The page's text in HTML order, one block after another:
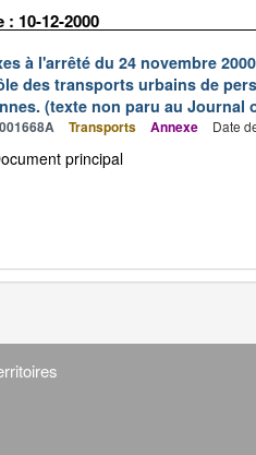
: 10-12-2000
à l'arrêté du 24 novembre
des transports urbains de
(texte non paru au Journal
Transports Annexe Date
principal